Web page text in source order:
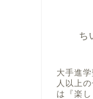
ち
大手進
人以上
は『楽